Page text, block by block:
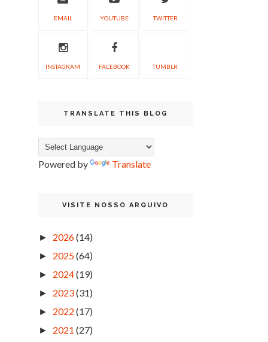
EMAIL YOUTUBE TWITTER
INSTAGRAM FACEBOOK TUMBLR
TRANSLATE THIS BLOG
Powered by Translate
VISITE NOSSO ARQUIVO
► 2026(14)
► 2025(64)
► 2024(19)
► 2023(31)
► 2022 (17)
► 2021 (27)